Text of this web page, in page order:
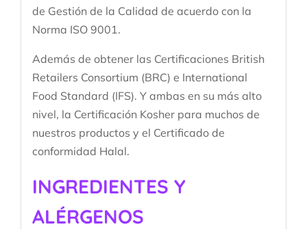
de Gestión de la Calidad de acuerdo con la
Norma ISO 9001.
Además de obtener las Certificaciones British
Retailers Consortium (BRC) e International
Food Standard (IFS). Y ambas en su más alto
nivel, la Certificación Kosher para muchos de
nuestros productos y el Certificado de
conformidad Halal.
INGREDIENTES Y
ALÉRGENOS